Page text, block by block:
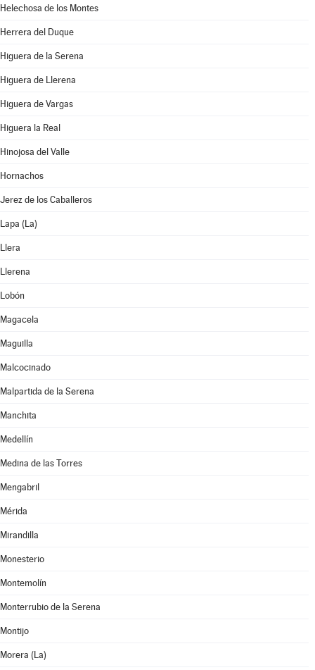
Helechosa de los Montes
Herrera del Duque
Higuera de la Serena
Higuera de Llerena
Higuera de Vargas
Higuera la Real
Hinojosa del Valle
Hornachos
Jerez de los Caballeros
Lapa (La)
Llera
Llerena
Lobón
Magacela
Maguilla
Malcocinado
Malpartida de la Serena
Manchita
Medellín
Medina de las Torres
Mengabril
Mérida
Mirandilla
Monesterio
Montemolín
Monterrubio de la Serena
Montijo
Morera (La)